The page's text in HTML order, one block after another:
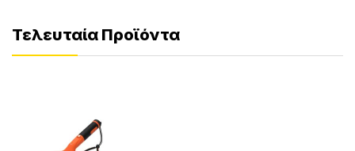
Τελευταία Προϊόντα